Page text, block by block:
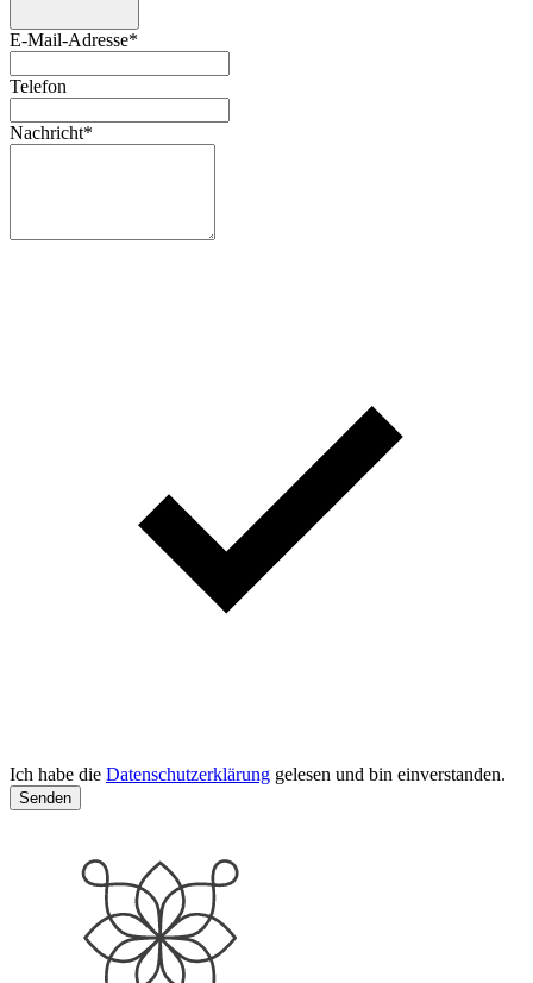
E-Mail-Adresse*
Telefon
Nachricht*
Ich habe die Datenschutzerklärung gelesen und bin einverstanden.
Senden